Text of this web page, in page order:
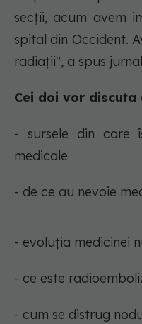
secții, acum avem
spital din Occident.
radiații", a spus
Cei doi vor discuta
- sursele din care
medicale
- de ce au nevoie
- evoluția medicinei
- ce este
- cum se distrug